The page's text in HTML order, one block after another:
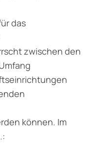
das
zwischen den
können. Im